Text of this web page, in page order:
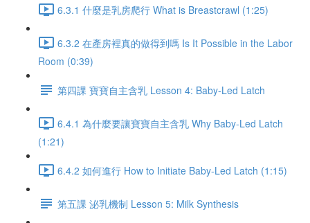
6.3.1 什麼是乳房爬行 What is Breastcrawl (1:25)
6.3.2 在產房裡真的做得到嗎 Is It Possible in the Labor
Room (0:39)
第四課 寶寶自主含乳 Lesson 4: Baby-Led Latch
6.4.1 為什麼要讓寶寶自主含乳 Why Baby-Led Latch
(1:21)
6.4.2 如何進行 How to Initiate Baby-Led Latch (1:15)
第五課 泌乳機制 Lesson 5: Milk Synthesis